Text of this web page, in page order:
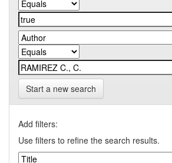
Start a new search
Add filters:
Use filters to refine the search results.